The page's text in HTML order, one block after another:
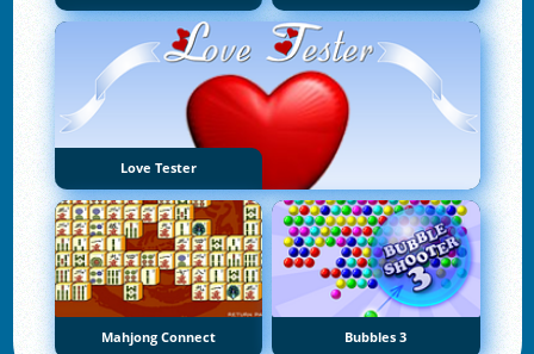
Love Tester
Mahjong Connect Bubbles 3